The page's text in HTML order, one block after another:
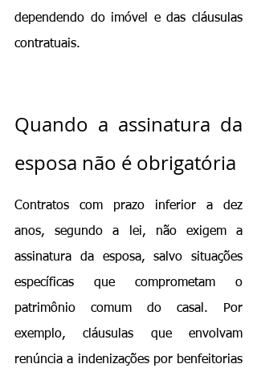
dependendo do imóvel e das cláusulas
contratuais.
Quando a assinatura da
esposa não é obrigatória
Contratos com prazo inferior a dez
anos, segundo a lei, não exigem a
assinatura da esposa, salvo situações
específicas que comprometam o
patrimônio comum do casal. Por
exemplo, cláusulas que envolvam
renúncia a indenizações por benfeitorias